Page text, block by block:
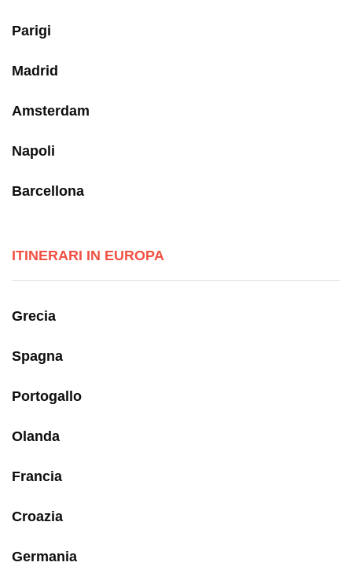
Parigi
Madrid
Amsterdam
Napoli
Barcellona
ITINERARI IN EUROPA
Grecia
Spagna
Portogallo
Olanda
Francia
Croazia
Germania